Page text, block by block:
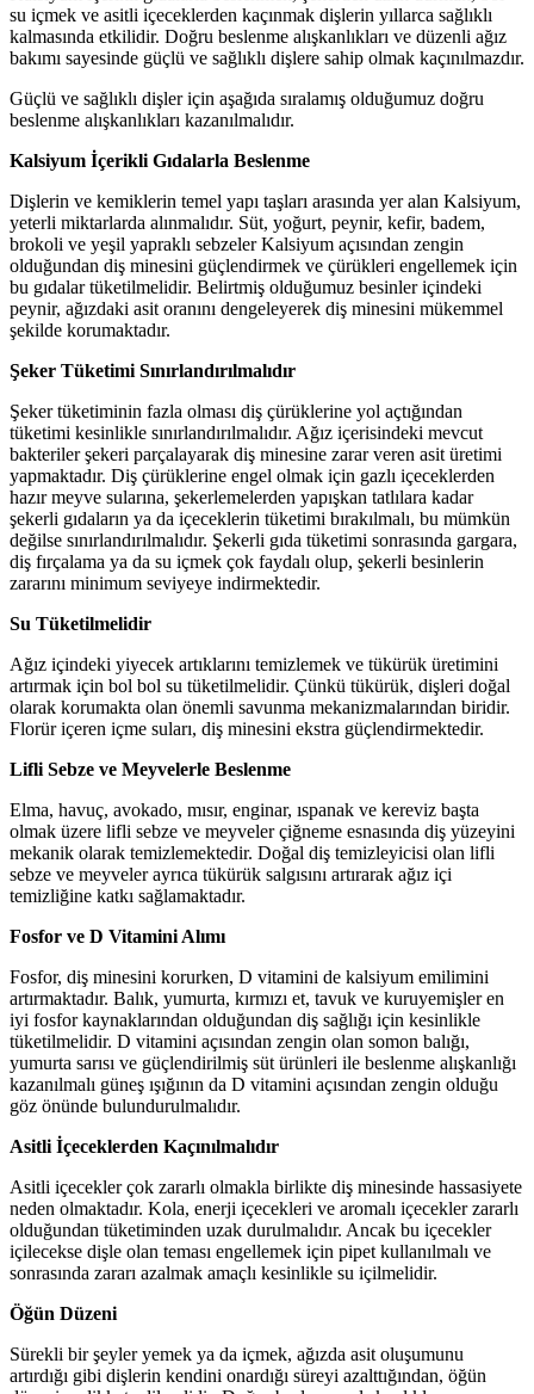
su içmek ve asitli içeceklerden kaçınmak dişlerin yıllarca sağlıklı
kalmasında etkilidir. Doğru beslenme alışkanlıkları ve düzenli ağız
bakımı sayesinde güçlü ve sağlıklı dişlere sahip olmak kaçınılmazdır.
Güçlü ve sağlıklı dişler için aşağıda sıralamış olduğumuz doğru
beslenme alışkanlıkları kazanılmalıdır.
Kalsiyum İçerikli Gıdalarla Beslenme
Dişlerin ve kemiklerin temel yapı taşları arasında yer alan Kalsiyum,
yeterli miktarlarda alınmalıdır. Süt, yoğurt, peynir, kefir, badem,
brokoli ve yeşil yapraklı sebzeler Kalsiyum açısından zengin
olduğundan diş minesini güçlendirmek ve çürükleri engellemek için
bu gıdalar tüketilmelidir. Belirtmiş olduğumuz besinler içindeki
peynir, ağızdaki asit oranını dengeleyerek diş minesini mükemmel
şekilde korumaktadır.
Şeker Tüketimi Sınırlandırılmalıdır
Şeker tüketiminin fazla olması diş çürüklerine yol açtığından
tüketimi kesinlikle sınırlandırılmalıdır. Ağız içerisindeki mevcut
bakteriler şekeri parçalayarak diş minesine zarar veren asit üretimi
yapmaktadır. Diş çürüklerine engel olmak için gazlı içeceklerden
hazır meyve sularına, şekerlemelerden yapışkan tatlılara kadar
şekerli gıdaların ya da içeceklerin tüketimi bırakılmalı, bu mümkün
değilse sınırlandırılmalıdır. Şekerli gıda tüketimi sonrasında gargara,
diş fırçalama ya da su içmek çok faydalı olup, şekerli besinlerin
zararını minimum seviyeye indirmektedir.
Su Tüketilmelidir
Ağız içindeki yiyecek artıklarını temizlemek ve tükürük üretimini
artırmak için bol bol su tüketilmelidir. Çünkü tükürük, dişleri doğal
olarak korumakta olan önemli savunma mekanizmalarından biridir.
Florür içeren içme suları, diş minesini ekstra güçlendirmektedir.
Lifli Sebze ve Meyvelerle Beslenme
Elma, havuç, avokado, mısır, enginar, ıspanak ve kereviz başta
olmak üzere lifli sebze ve meyveler çiğneme esnasında diş yüzeyini
mekanik olarak temizlemektedir. Doğal diş temizleyicisi olan lifli
sebze ve meyveler ayrıca tükürük salgısını artırarak ağız içi
temizliğine katkı sağlamaktadır.
Fosfor ve D Vitamini Alımı
Fosfor, diş minesini korurken, D vitamini de kalsiyum emilimini
artırmaktadır. Balık, yumurta, kırmızı et, tavuk ve kuruyemişler en
iyi fosfor kaynaklarından olduğundan diş sağlığı için kesinlikle
tüketilmelidir. D vitamini açısından zengin olan somon balığı,
yumurta sarısı ve güçlendirilmiş süt ürünleri ile beslenme alışkanlığı
kazanılmalı güneş ışığının da D vitamini açısından zengin olduğu
göz önünde bulundurulmalıdır.
Asitli İçeceklerden Kaçınılmalıdır
Asitli içecekler çok zararlı olmakla birlikte diş minesinde hassasiyete
neden olmaktadır. Kola, enerji içecekleri ve aromalı içecekler zararlı
olduğundan tüketiminden uzak durulmalıdır. Ancak bu içecekler
içilecekse dişle olan teması engellemek için pipet kullanılmalı ve
sonrasında zararı azalmak amaçlı kesinlikle su içilmelidir.
Öğün Düzeni
Sürekli bir şeyler yemek ya da içmek, ağızda asit oluşumunu
artırdığı gibi dişlerin kendini onardığı süreyi azalttığından, öğün